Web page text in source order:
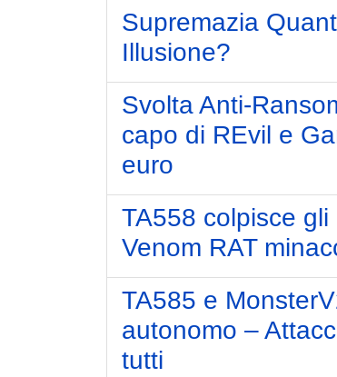
Supremazia
Illusione?
Svolta Anti-
capo di REvil e
euro
TA558 colpisce
Venom RAT
TA585 e
autonomo –
tutti